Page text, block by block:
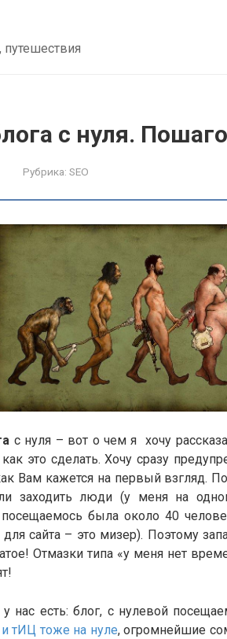
с нуля.
Рубрика: SEO
с нуля – вот о чем я хочу
как это сделать. Хочу сразу
Вам кажется на первый взгляд.
заходить люди (у меня на
посещаемось была около 40
сайта – это мизер). Поэтому
Отмазки типа «у меня нет
у нас есть: блог, с нулевой
и тИЦ тоже на нуле, огромнейшие